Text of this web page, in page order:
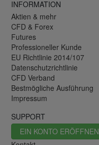
INFORMATION
Aktien & mehr
CFD & Forex
Futures
Professioneller Kunde
EU Richtlinie 2014/107
Datenschutzrichtlinie
CFD Verband
Bestmögliche Ausführung
Impressum
SUPPORT
EIN KONTO ERÖFFNEN